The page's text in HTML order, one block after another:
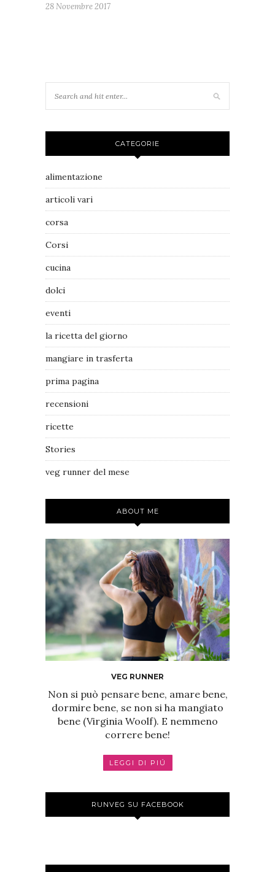
28 Novembre 2017
CATEGORIE
alimentazione
articoli vari
corsa
Corsi
cucina
dolci
eventi
la ricetta del giorno
mangiare in trasferta
prima pagina
recensioni
ricette
Stories
veg runner del mese
ABOUT ME
VEG RUNNER
Non si può pensare bene, amare bene,
dormire bene, se non si ha mangiato
bene (Virginia Woolf). E nemmeno
correre bene!
LEGGI DI PIÚ
RUNVEG SU FACEBOOK